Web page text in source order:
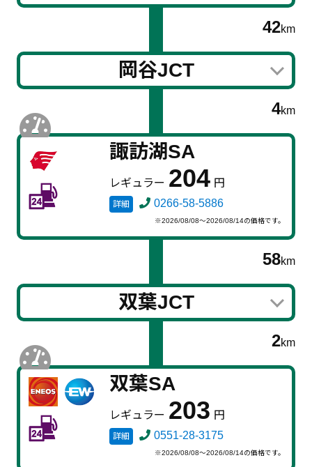
42km
岡谷JCT
4km
諏訪湖SA
レギュラー 204 円
詳細 0266-58-5886
※2026/08/08～2026/08/14の価格です。
58km
双葉JCT
2km
双葉SA
レギュラー 203 円
詳細 0551-28-3175
※2026/08/08～2026/08/14の価格です。